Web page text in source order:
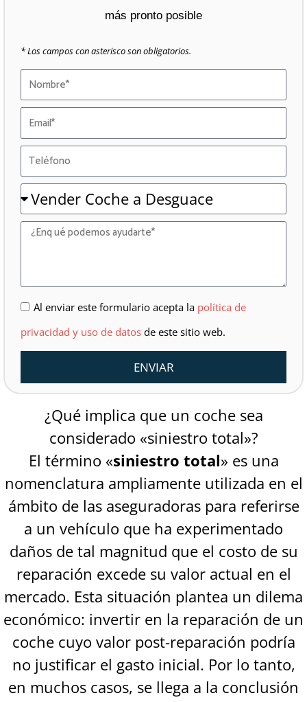
más pronto posible
* Los campos con asterisco son obligatorios.
Nombre
Email
Teléfono
Asunto
Mensaje
Aceptación
Al enviar este formulario acepta la política de
privacidad y uso de datosde este sitio web.
ENVIAR
¿Qué implica que un coche sea
considerado «siniestro total»?
El término «siniestro total» es una
nomenclatura ampliamente utilizada en el
ámbito de las aseguradoras para referirse
a un vehículo que ha experimentado
daños de tal magnitud que el costo de su
reparación excede su valor actual en el
mercado. Esta situación plantea un dilema
económico: invertir en la reparación de un
coche cuyo valor post-reparación podría
no justificar el gasto inicial. Por lo tanto,
en muchos casos, se llega a la conclusión